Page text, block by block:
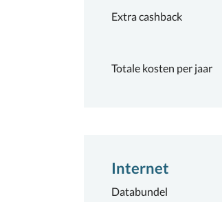
Extra cashback
Totale kosten per jaar
Internet
Databundel